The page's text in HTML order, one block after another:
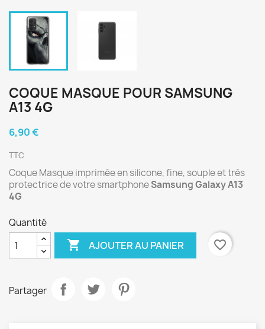
COQUE MASQUE POUR SAMSUNG
A13 4G
6,90 €
TTC
Coque Masque imprimée en silicone, fine, souple et très
protectrice de votre smartphoneSamsung Galaxy A13
4G
Quantité
 AJOUTER AU PANIER favorite_border
Partager